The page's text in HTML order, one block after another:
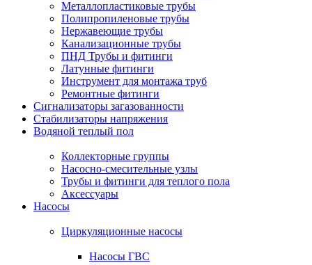
Металлопластиковые трубы
Полипропиленовые трубы
Нержавеющие трубы
Канализационные трубы
ПНД Трубы и фитинги
Латунные фитинги
Инструмент для монтажа труб
Ремонтные фитинги
Сигнализаторы загазованности
Стабилизаторы напряжения
Водяной теплый пол
Коллекторные группы
Насосно-смесительные узлы
Трубы и фитинги для теплого пола
Аксессуары
Насосы
Циркуляционные насосы
Насосы ГВС